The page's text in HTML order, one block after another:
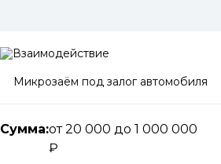
Микрозаём под залог автомобиля
Сумма:от 20 000 до 1 000 000